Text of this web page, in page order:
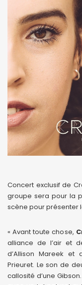
Concert exclusif de
groupe sera pour la
scène pour présenter
« Avant toute chose,
alliance de l’air et
d’Allison Mareek et
Prieuret. Le son de
callosité d’une